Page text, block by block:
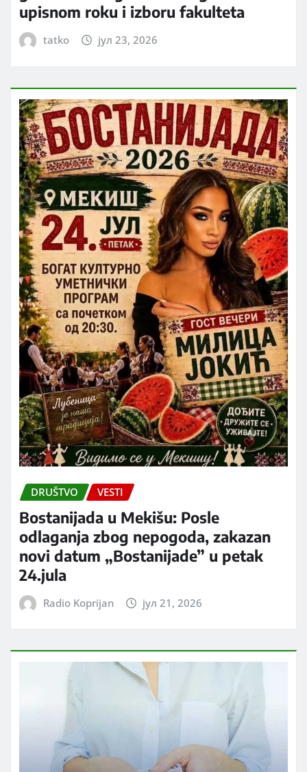
upisnom roku i izboru fakulteta
tatko јул 23, 2026
DRUŠTVO VESTI
Bostanijada u Mekišu: Posle
odlaganja zbog nepogoda, zakazan
novi datum „Bostanijade” u petak
24.jula
Radio Koprijan јул 21, 2026